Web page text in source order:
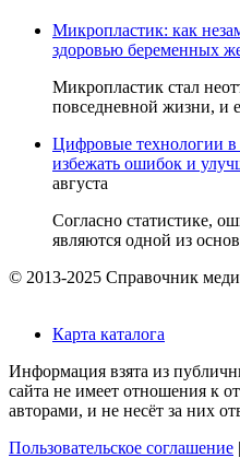
Микропластик: как
здоровью беременных
Микропластик стал
повседневной жизни, и
Цифровые технологии
избежать ошибок и
августа
Согласно статистике,
являются одной из
© 2013-2025 Справочник
Карта каталога
Информация взята из
сайта не имеет отношения к
авторами, и не несёт за них
Пользовательское соглашение